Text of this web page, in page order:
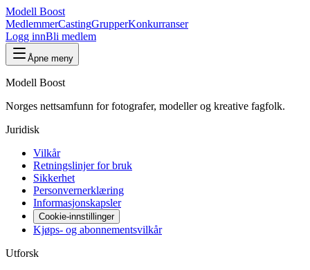
Modell Boost
MedlemmerCastingGrupperKonkurranser
Logg innBli medlem
Åpne meny
Modell Boost
Norges nettsamfunn for fotografer, modeller og kreative fagfolk.
Juridisk
Vilkår
Retningslinjer for bruk
Sikkerhet
Personvernerklæring
Informasjonskapsler
Cookie-innstillinger
Kjøps- og abonnementsvilkår
Utforsk